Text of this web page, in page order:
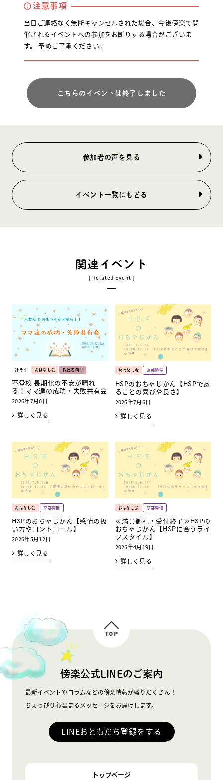
注意事項
当日ご連絡なく無断キャンセルされた場合、今後傍楽で開
催されるイベントへの参加をお断りする場合がございま
す。 予めご了承ください。
こちらのイベントは終了しました
参加者の声を見る
イベント一覧にもどる
関連イベント
話そう おはなし会 保護者向け
不登校 長期化の不安が晴れ
る！ママ達の成功・失敗共有会
2026年7月6日
詳しく見る
おはなし会 京都開催
HSPのおちゃじかん【HSPであ
ることの喜びや良さ】
2026年7月6日
詳しく見る
おはなし会 京都開催
HSPのおちゃじかん【感情の扱
い方やコントロール】
2026年5月12日
詳しく見る
おはなし会 京都開催
≪満員御礼・受付終了≫HSPの
おちゃじかん【HSPに合うライ
フスタイル】
2026年4月19日
詳しく見る
TOP
傍楽公式LINEのご案内
最新イベントやコラムなどの傍楽情報が盛りだくさん！
ちょっぴり心温まるメッセージをお届けします。
LINEおともだち登録をする
トップページ